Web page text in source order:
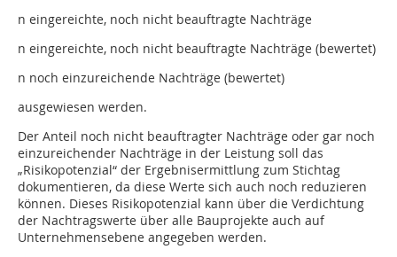
n eingereichte, noch nicht beauftragte Nachträge
n eingereichte, noch nicht beauftragte Nachträge (bewertet)
n noch einzureichende Nachträge (bewertet)
ausgewiesen werden.
Der Anteil noch nicht beauftragter Nachträge oder gar noch
einzureichender Nachträge in der Leistung soll das
„Risikopotenzial“ der Ergebnisermittlung zum Stichtag
dokumentieren, da diese Werte sich auch noch reduzieren
können. Dieses Risikopotenzial kann über die Verdichtung
der Nachtragswerte über alle Bauprojekte auch auf
Unternehmensebene angegeben werden.